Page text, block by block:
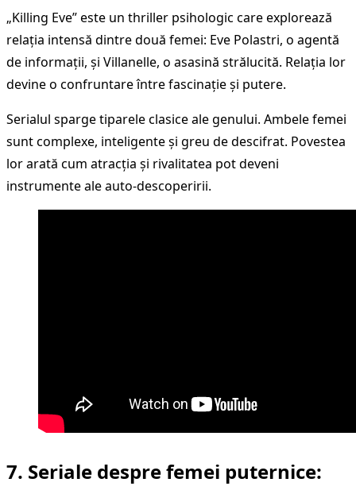
„Killing Eve” este un thriller psihologic care explorează
relația intensă dintre două femei: Eve Polastri, o agentă
de informații, și Villanelle, o asasină strălucită. Relația lor
devine o confruntare între fascinație și putere.
Serialul sparge tiparele clasice ale genului. Ambele femei
sunt complexe, inteligente și greu de descifrat. Povestea
lor arată cum atracția și rivalitatea pot deveni
instrumente ale auto-descoperirii.
7. Seriale despre femei puternice: